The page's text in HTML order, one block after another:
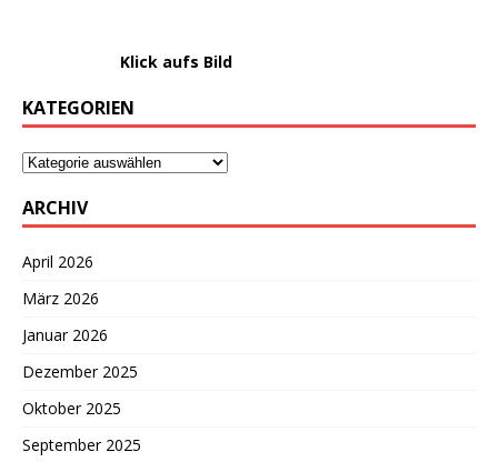
Klick aufs Bild
KATEGORIEN
ARCHIV
April 2026
März 2026
Januar 2026
Dezember 2025
Oktober 2025
September 2025